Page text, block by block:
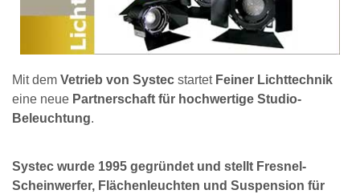
Mit dem Vetrieb von Systec startet Feiner Lichttechnik
eine neue Partnerschaft für hochwertige Studio-
Beleuchtung.
Systec wurde 1995 gegründet und stellt Fresnel-
Scheinwerfer, Flächenleuchten und Suspension für